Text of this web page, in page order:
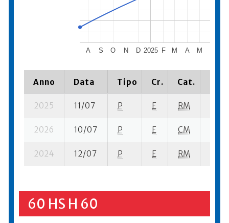
2025
A S O N D F M A M
Anno Data Tipo Cr. Cat.
2025 11/07 P E RM
2026 10/07 P E CM
2024 12/07 P E RM
60 HS H 60